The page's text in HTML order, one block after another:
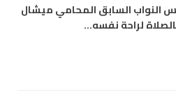
النواب السابق المحامي ميشال
لراحة نفسه…